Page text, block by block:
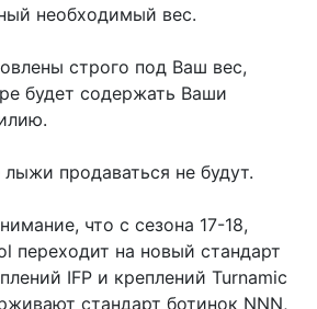
необходимый вес.
строго под Ваш вес,
будет содержать Ваши
продаваться не будут.
что с сезона 17-18,
переходит на новый стандарт
IFP и креплений Turnamic
стандарт ботинок NNN,